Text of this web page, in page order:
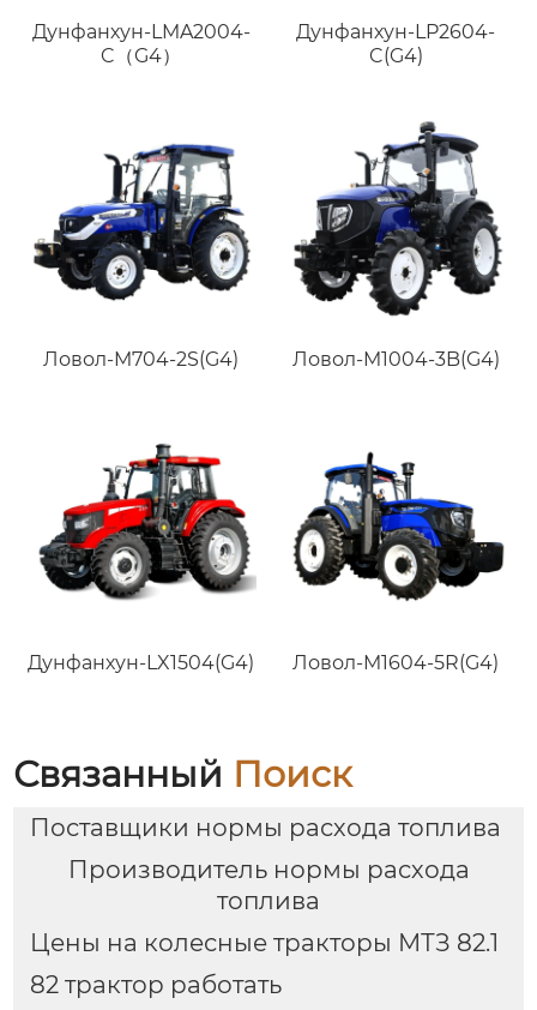
Дунфанхун-LMA2004-
C（G4）
Дунфанхун-LP2604-
C(G4)
Ловол-M704-2S(G4) Ловол-M1004-3B(G4)
Дунфанхун-LX1504(G4) Ловол-M1604-5R(G4)
Связанный Поиск
Поставщики нормы расхода топлива
Производитель нормы расхода
топлива
Цены на колесные тракторы МТЗ 82.1
82 трактор работать